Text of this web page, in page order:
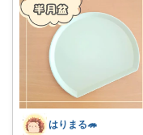
はりまる🦔